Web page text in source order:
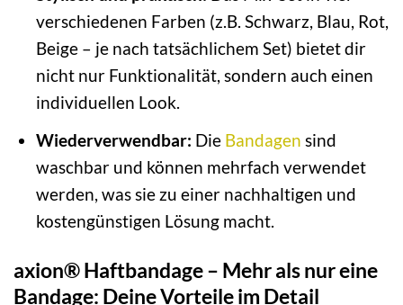
verschiedenen Farben (z.B. Schwarz, Blau, Rot,
Beige – je nach tatsächlichem Set) bietet dir
nicht nur Funktionalität, sondern auch einen
individuellen Look.
Wiederverwendbar: Die Bandagen sind
waschbar und können mehrfach verwendet
werden, was sie zu einer nachhaltigen und
kostengünstigen Lösung macht.
axion® Haftbandage – Mehr als nur eine
Bandage: Deine Vorteile im Detail